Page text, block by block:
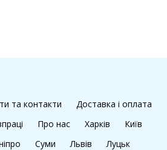
та контакти
Доставка і оплата
Про нас Харків
Київ
Суми Львів Луцьк